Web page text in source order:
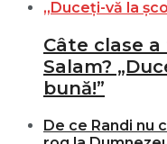
Câte clase
Salam?
bună!”
De ce Randi nu